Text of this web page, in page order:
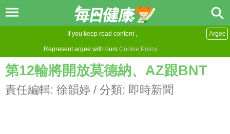
If you keep read content ,
Represent argee with ours Cookie Policy .
Argee
第12輪將開放莫德納、AZ跟BNT
責任編輯: 徐韻婷 / 分類: 即時新聞